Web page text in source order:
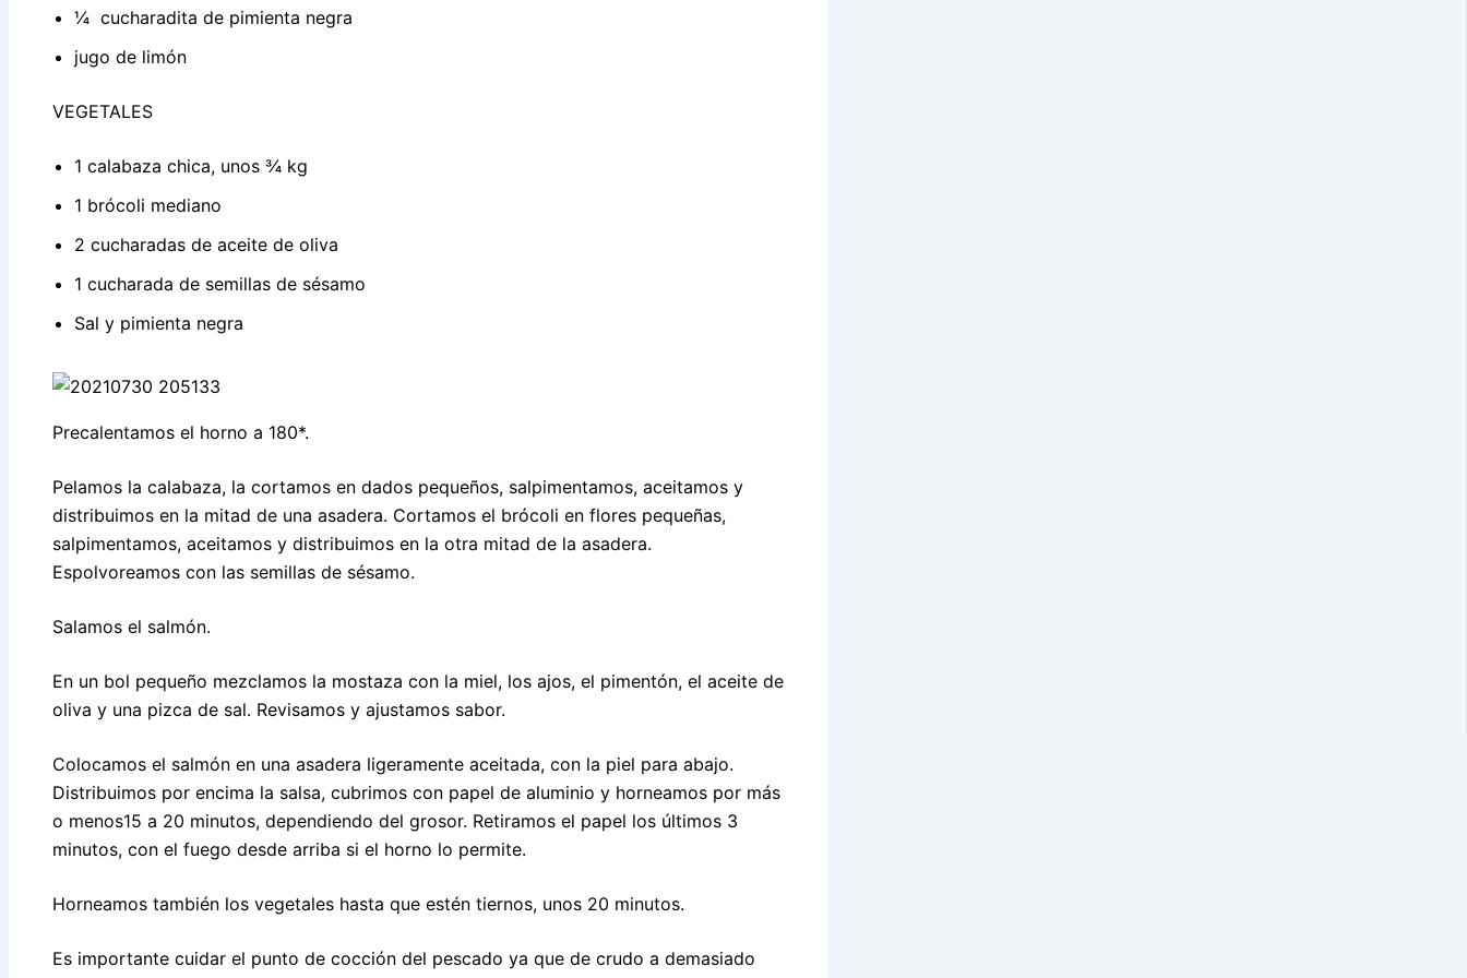
¼ cucharadita de pimienta negra
jugo de limón
VEGETALES
1 calabaza chica, unos ¾ kg
1 brócoli mediano
2 cucharadas de aceite de oliva
1 cucharada de semillas de sésamo
Sal y pimienta negra
Precalentamos el horno a 180*.
Pelamos la calabaza, la cortamos en dados pequeños, salpimentamos, aceitamos y
distribuimos en la mitad de una asadera. Cortamos el brócoli en flores pequeñas,
salpimentamos, aceitamos y distribuimos en la otra mitad de la asadera.
Espolvoreamos con las semillas de sésamo.
Salamos el salmón.
En un bol pequeño mezclamos la mostaza con la miel, los ajos, el pimentón, el aceite de
oliva y una pizca de sal. Revisamos y ajustamos sabor.
Colocamos el salmón en una asadera ligeramente aceitada, con la piel para abajo.
Distribuimos por encima la salsa, cubrimos con papel de aluminio y horneamos por más
o menos15 a 20 minutos, dependiendo del grosor. Retiramos el papel los últimos 3
minutos, con el fuego desde arriba si el horno lo permite.
Horneamos también los vegetales hasta que estén tiernos, unos 20 minutos.
Es importante cuidar el punto de cocción del pescado ya que de crudo a demasiado